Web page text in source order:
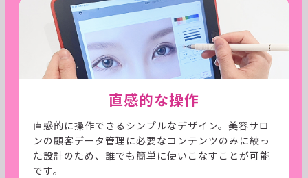
直感的な操作
直感的に操作できるシンプルなデザイン。美容サロ
ンの顧客データ管理に必要なコンテンツのみに絞っ
た設計のため、誰でも簡単に使いこなすことが可能
です。